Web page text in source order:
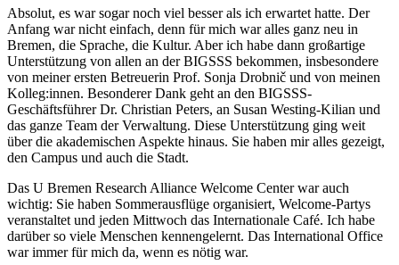
Absolut, es war sogar noch viel besser als ich erwartet hatte. Der
Anfang war nicht einfach, denn für mich war alles ganz neu in
Bremen, die Sprache, die Kultur. Aber ich habe dann großartige
Unterstützung von allen an der BIGSSS bekommen, insbesondere
von meiner ersten Betreuerin Prof. Sonja Drobnič und von meinen
Kolleg:innen. Besonderer Dank geht an den BIGSSS-
Geschäftsführer Dr. Christian Peters, an Susan Westing-Kilian und
das ganze Team der Verwaltung. Diese Unterstützung ging weit
über die akademischen Aspekte hinaus. Sie haben mir alles gezeigt,
den Campus und auch die Stadt.
Das U Bremen Research Alliance Welcome Center war auch
wichtig: Sie haben Sommerausflüge organisiert, Welcome-Partys
veranstaltet und jeden Mittwoch das Internationale Café. Ich habe
darüber so viele Menschen kennengelernt. Das International Office
war immer für mich da, wenn es nötig war.